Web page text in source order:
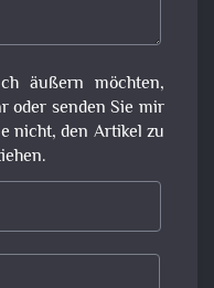
äußern möchten,
oder senden Sie mir
nicht, den Artikel zu